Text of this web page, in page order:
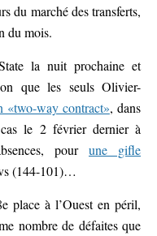
du marché des transferts,
du mois.
la nuit prochaine et
que les seuls Olivier-
way contract», dans
le 2 février dernier à
pour une gifle
(144-101)…
place à l’Ouest en péril,
nombre de défaites que